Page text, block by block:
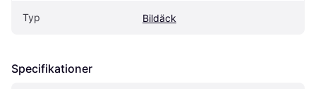
Typ Bildäck
Specifikationer